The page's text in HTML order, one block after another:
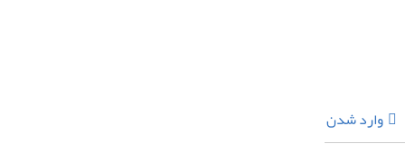
وارد شدن